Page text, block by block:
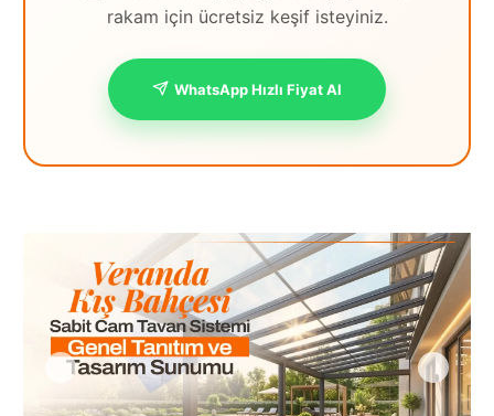
rakam için ücretsiz keşif isteyiniz.
WhatsApp Hızlı Fiyat Al